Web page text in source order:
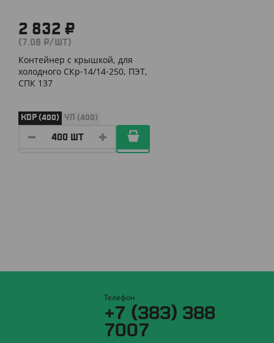
2 832 ₽
(7.08 ₽/ШТ)
Контейнер с крышкой, для
холодного СКр-14/14-250, ПЭТ,
СПК 137
КОР (400) УП (400)
Телефон
+7 (383) 388
7007